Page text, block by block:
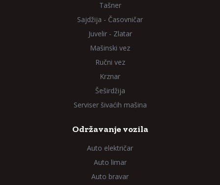
Tašner
Sajdžija - Časovničar
Juvelir - Zlatar
Mašinski vez
Ručni vez
Krznar
Šeširdžija
Serviser šivaćih mašina
Održavanje vozila
Auto električar
Auto limar
Auto bravar